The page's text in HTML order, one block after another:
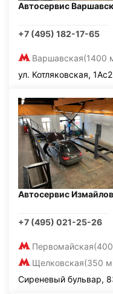
Автосервис
+7 (495) 182-17-65
Варшавская(1400
ул. Котляковская, 1Ас2
Автосервис
+7 (495) 021-25-26
Первомайская
Щелковская(350
Сиреневый бульвар,